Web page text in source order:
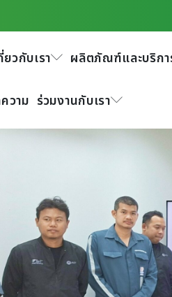
ยวกับเรา ผลิตภัณฑ์และบริก
วาม ร่วมงานกับเรา
อสร้าง กลุ่ม
น) ฝ่ายบำรุงรั